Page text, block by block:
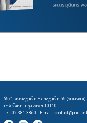
65/1 ถนนสุขุมวิท ซอยสุขุมวิท 55 (ทองหล่อ)
เขต วัฒนา กรุงเทพฯ 10110
Tel : 02 381 3860 | E-mail :